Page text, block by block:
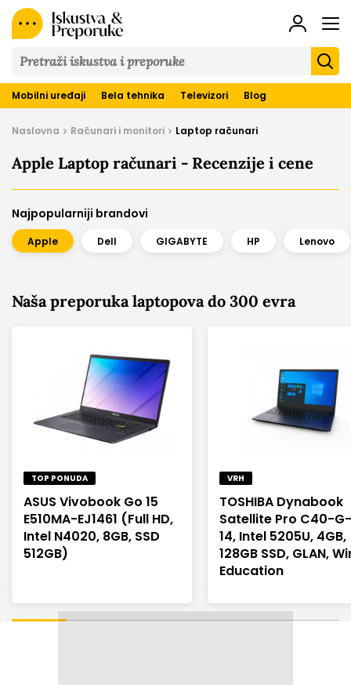
&
Preporuke
Mobilni uređaji Bela tehnika Televizori Blog
Naslovna Računari i monitori Laptop računari
Apple Laptop računari - Recenzije i cene
Najpopularniji brandovi
Apple Dell GIGABYTE HP Lenovo
Naša preporuka laptopova do 300 evra
TOP PONUDA
ASUS Vivobook Go 15
E510MA-EJ1461 (Full HD,
Intel N4020, 8GB, SSD
512GB)
VRH
TOSHIBA Dynabook
Satellite Pro C40-
14, Intel 5205U, 4GB,
128GB SSD, GLAN,
Education